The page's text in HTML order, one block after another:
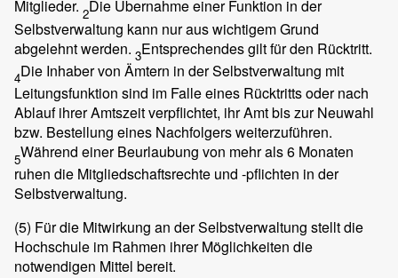
Mitglieder. 2Die Übernahme einer Funktion in der
Selbstverwaltung kann nur aus wichtigem Grund
abgelehnt werden. 3Entsprechendes gilt für den Rücktritt.
4Die Inhaber von Ämtern in der Selbstverwaltung mit
Leitungsfunktion sind im Falle eines Rücktritts oder nach
Ablauf ihrer Amtszeit verpflichtet, ihr Amt bis zur Neuwahl
bzw. Bestellung eines Nachfolgers weiterzuführen.
5Während einer Beurlaubung von mehr als 6 Monaten
ruhen die Mitgliedschaftsrechte und -pflichten in der
Selbstverwaltung.
(5) Für die Mitwirkung an der Selbstverwaltung stellt die
Hochschule im Rahmen ihrer Möglichkeiten die
notwendigen Mittel bereit.